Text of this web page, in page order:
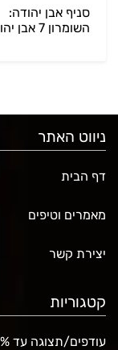
סניף אבן יהודה:
השומרון 7 אבן יהודה (במעלה המדרגות השחורות משמאל)
ניווט האתר
דף הבית
מאמרים וטיפים
יצירת קשר
קטגוריות
עודפים/תצוגה עד 70% הנחה